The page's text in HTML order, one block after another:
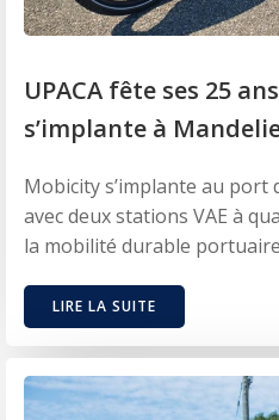
UPACA fête ses 25
s’implante à
Mobicity s’implante au
avec deux stations VAE à
la mobilité durable
LIRE LA SUITE